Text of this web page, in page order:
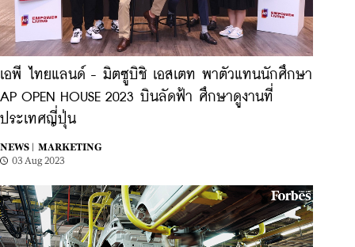
เอพี ไทยแลนด์ - มิตซูบิชิ เอสเตท พาตัวแทนนักศึกษา
AP OPEN HOUSE 2023 บินลัดฟ้า ศึกษาดูงานที่
ประเทศญี่ปุ่น
NEWS |
MARKETING
03 Aug 2023